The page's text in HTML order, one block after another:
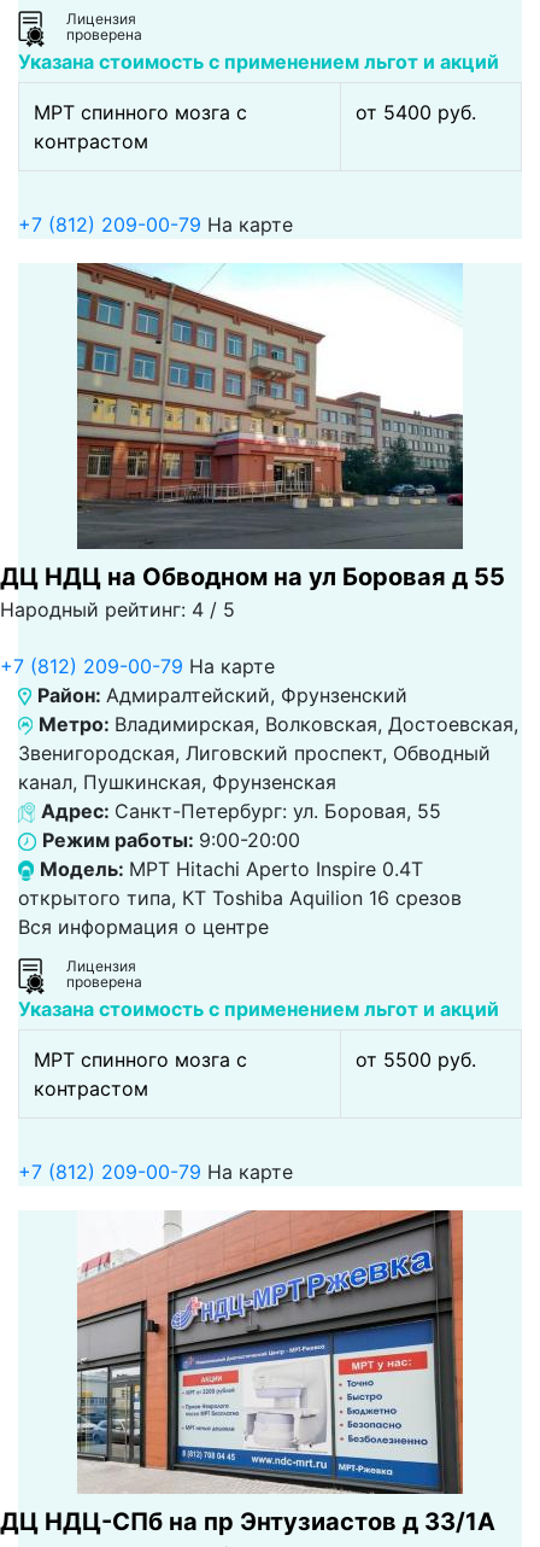
Лицензия
проверена
Указана стоимость с применением льгот и акций
МРТ спинного мозга с
контрастом
от 5400 pуб.
+7 (812) 209-00-79 На карте
ДЦ НДЦ на Обводном на ул Боровая д 55
Народный рейтинг: 4 / 5
+7 (812) 209-00-79 На карте
Район: Адмиралтейский, Фрунзенский
Метро: Владимирская, Волковская, Достоевская,
Звенигородская, Лиговский проспект, Обводный
канал, Пушкинская, Фрунзенская
Адрес: Санкт-Петербург: ул. Боровая, 55
Режим работы: 9:00-20:00
Модель: МРТ Hitachi Aperto Inspire 0.4T
открытого типа, КТ Toshiba Aquilion 16 срезов
Вся информация о центре
Лицензия
проверена
Указана стоимость с применением льгот и акций
МРТ спинного мозга с
контрастом
от 5500 pуб.
+7 (812) 209-00-79 На карте
ДЦ НДЦ-СПб на пр Энтузиастов д 33/1А